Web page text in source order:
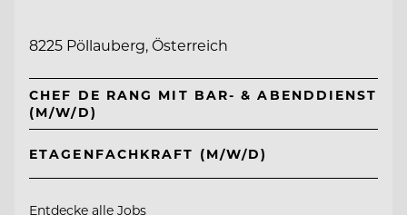
8225 Pöllauberg, Österreich
CHEF DE RANG MIT BAR- & ABENDDIENST
(M/W/D)
ETAGENFACHKRAFT (M/W/D)
Entdecke alle Jobs